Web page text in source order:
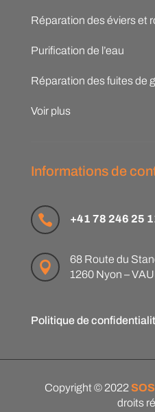
Réparation des éviers et
Purification de l’eau
Réparation des fuites de
Voir plus
Informations de
 +41 78 246 25

68 Route du
1260 Nyon –
Politique de
Copyright © 2022
droits